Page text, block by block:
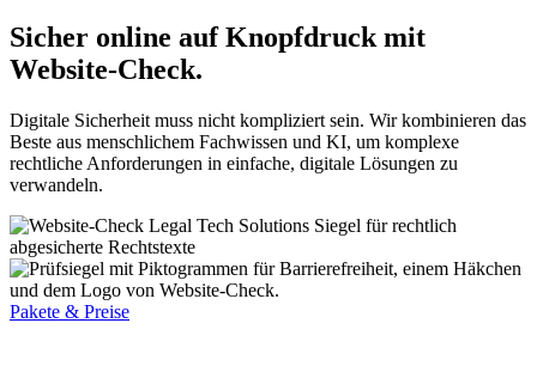
Sicher online auf Knopfdruck mit
Website-Check.
Digitale Sicherheit muss nicht kompliziert sein. Wir kombinieren das
Beste aus menschlichem Fachwissen und KI, um komplexe
rechtliche Anforderungen in einfache, digitale Lösungen zu
verwandeln.
Pakete & Preise